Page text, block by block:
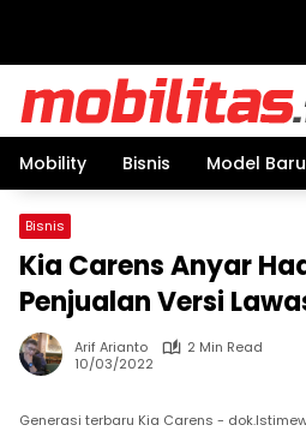
Mobility Bisnis Model Baru
Bisnis
Kia Carens Anyar
Penjualan Versi
Arif Arianto
2 Min Read
10/03/2022
Generasi terbaru Kia Carens -